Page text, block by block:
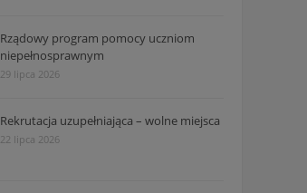
Rządowy program pomocy uczniom
niepełnosprawnym
29 lipca 2026
Rekrutacja uzupełniająca – wolne miejsca
22 lipca 2026